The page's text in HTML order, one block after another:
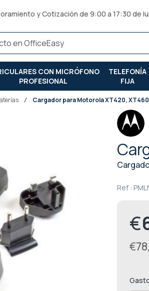
y Cotización de 9:00 a 17:30 de
CON MICRÓFONO
PROFESIONAL
TELEFONÍA
FIJA
Cargador para Motorola XT420, XT460
Ref :
€
€78,